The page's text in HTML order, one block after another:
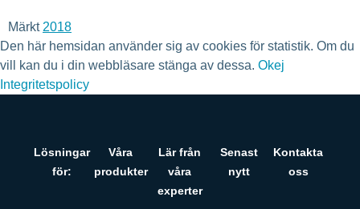
Märkt 2018
Den här hemsidan använder sig av cookies för statistik. Om du
vill kan du i din webbläsare stänga av dessa. Okej
Integritetspolicy
Lösningar
för:
Våra
produkter
Lär från
våra
experter
Senast
nytt
Kontakta
oss